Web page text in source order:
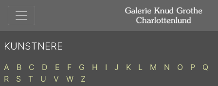
KUNSTNERE
A B C D E F G H I J K L M N O P
Q
R
S T U V W Z